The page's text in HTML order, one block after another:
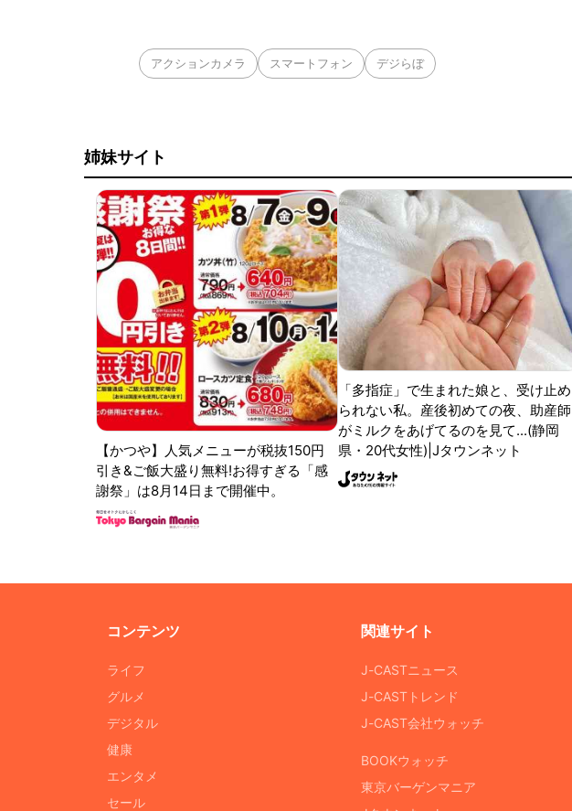
アクションカメラ スマートフォン デジらぼ
姉妹サイト
【かつや】人気メニューが税抜150円
引き&ご飯大盛り無料!お得すぎる「感
謝祭」は8月14日まで開催中。
「多指症」で生まれた娘と、受け止め
られない私。産後初めての夜、助産師
がミルクをあげてるのを見て...(静岡
県・20代女性)|Jタウンネット
コンテンツ
ライフ
グルメ
デジタル
健康
エンタメ
セール
関連サイト
J-CASTニュース
J-CASTトレンド
J-CAST会社ウォッチ
BOOKウォッチ
東京バーゲンマニア